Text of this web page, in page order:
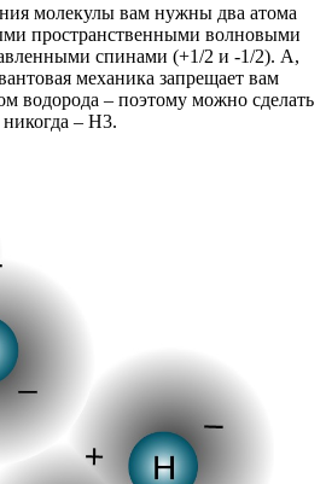
молекулы вам нужны два атома
пространственными волновыми
спинами (+1/2 и -1/2). А,
механика запрещает вам
водорода – поэтому можно сделать
– H3.